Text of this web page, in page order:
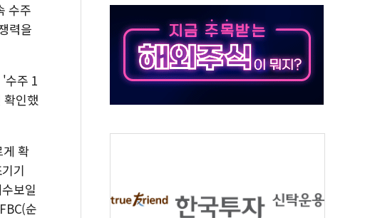
1명 중상…대응 1단계 진압 중
시간 손봐야, 경쟁상대 中과 비교해야"
지역과 함께하는 '선봉'의 대민 봉사
수주
력을
수주 1
확인했
게 확
기
보일
순